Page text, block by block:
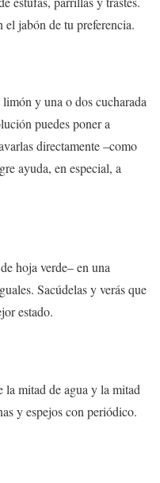
jabón de tu preferencia.
y una o dos cucharada
puedes poner a
directamente –como
ayuda, en especial, a
hoja verde– en una
Sacúdelas y verás que
estado.
mitad de agua y la mitad
y espejos con periódico.